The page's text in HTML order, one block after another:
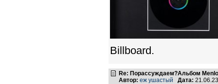
Billboard.
Re: Порассуждаем?Альбом
Автор: еж ушастый Дата: